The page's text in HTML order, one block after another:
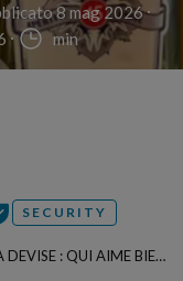
8 mag 2026
min
SECURITY